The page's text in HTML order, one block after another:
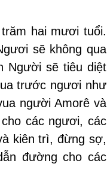
hai mươi tuổi.
sẽ không qua
Người sẽ tiêu diệt
trước ngươi như
người Amorê và
các ngươi, các
kiên trì, đừng sợ,
đường cho các